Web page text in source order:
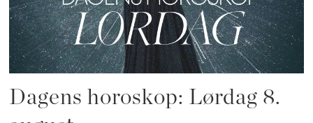
Dagens horoskop: Lørdag 8.